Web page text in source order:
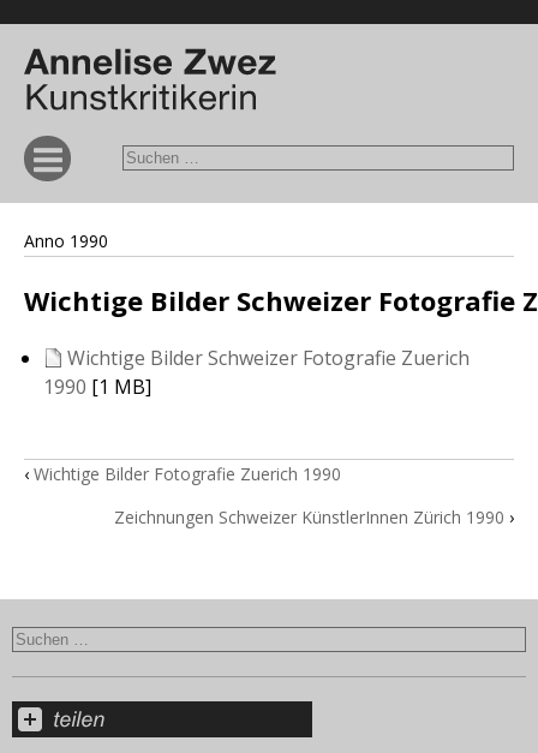
Anno 1990
Wichtige Bilder Schweizer Fotografie
Wichtige Bilder Schweizer Fotografie Zuerich
1990 [1 MB]
‹ Wichtige Bilder Fotografie Zuerich 1990
Zeichnungen Schweizer KünstlerInnen Zürich 1990 ›